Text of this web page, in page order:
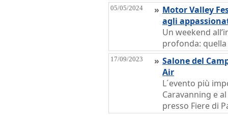
05/05/2024 » Motor Valley
agli
Un weekend
profonda:
17/09/2023 » Salone del
Air
L´evento più
Caravanning e
presso Fiere di